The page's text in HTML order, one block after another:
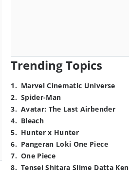
Trending Topics
1. Marvel Cinematic Universe
2. Spider-Man
3. Avatar: The Last Airbender
4. Bleach
5. Hunter x Hunter
6. Pangeran Loki One Piece
7. One Piece
8. Tensei Shitara Slime Datta Ken